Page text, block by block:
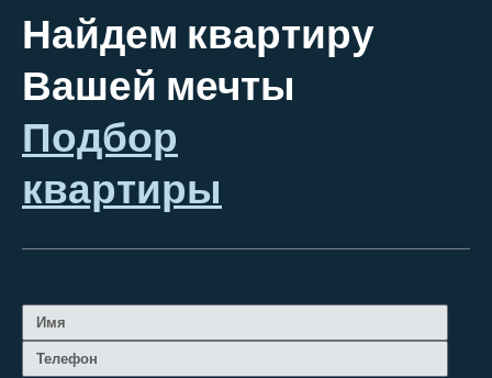
Найдем квартиру
Вашей мечты
Подбор
квартиры